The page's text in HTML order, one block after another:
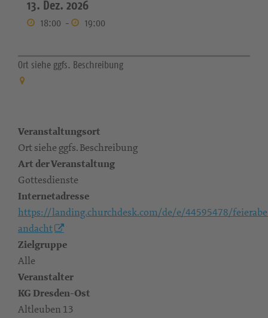
13. Dez. 2026
18:00 - 19:00
Ort siehe ggfs. Beschreibung
Veranstaltungsort
Ort siehe ggfs. Beschreibung
Art der Veranstaltung
Gottesdienste
Internetadresse
https://landing.churchdesk.com/de/e/44595478/
andacht
Zielgruppe
Alle
Veranstalter
KG Dresden-Ost
Altleuben 13